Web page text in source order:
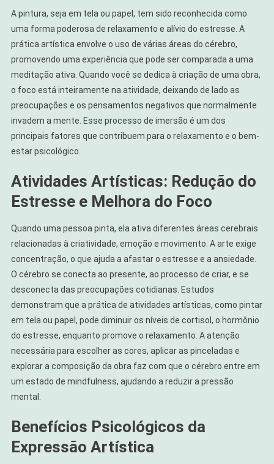
A pintura, seja em tela ou papel, tem sido reconhecida como
uma forma poderosa de relaxamento e alívio do estresse. A
prática artística envolve o uso de várias áreas do cérebro,
promovendo uma experiência que pode ser comparada a uma
meditação ativa. Quando você se dedica à criação de uma obra,
o foco está inteiramente na atividade, deixando de lado as
preocupações e os pensamentos negativos que normalmente
invadem a mente. Esse processo de imersão é um dos
principais fatores que contribuem para o relaxamento e o bem-
estar psicológico.
Atividades Artísticas: Redução do
Estresse e Melhora do Foco
Quando uma pessoa pinta, ela ativa diferentes áreas cerebrais
relacionadas à criatividade, emoção e movimento. A arte exige
concentração, o que ajuda a afastar o estresse e a ansiedade.
O cérebro se conecta ao presente, ao processo de criar, e se
desconecta das preocupações cotidianas. Estudos
demonstram que a prática de atividades artísticas, como pintar
em tela ou papel, pode diminuir os níveis de cortisol, o hormônio
do estresse, enquanto promove o relaxamento. A atenção
necessária para escolher as cores, aplicar as pinceladas e
explorar a composição da obra faz com que o cérebro entre em
um estado de mindfulness, ajudando a reduzir a pressão
mental.
Benefícios Psicológicos da
Expressão Artística